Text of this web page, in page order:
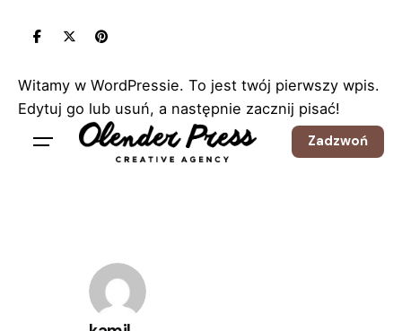
Zadzwoń
Witamy w WordPressie. To jest twój pierwszy wpis.
Edytuj go lub usuń, a następnie zacznij pisać!